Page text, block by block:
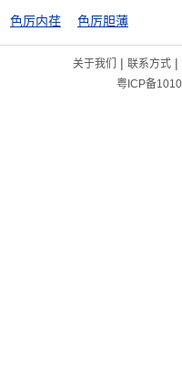
色厉内荏 色厉胆薄
关于我们 | 联系方式|
粤ICP备